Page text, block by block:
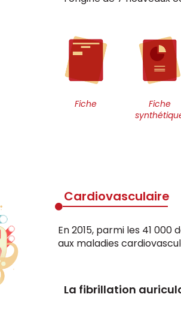
Fiche
Fiche
Cardiovasculaire
En 2015, parmi les 41
aux maladies
La fibrillation